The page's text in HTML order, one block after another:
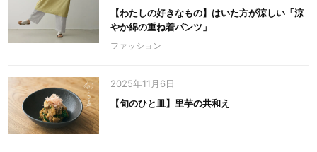
【わたしの好きなもの】はいた方が涼しい「涼
やか綿の重ね着パンツ」
ファッション
2025年11月6日
【旬のひと皿】里芋の共和え